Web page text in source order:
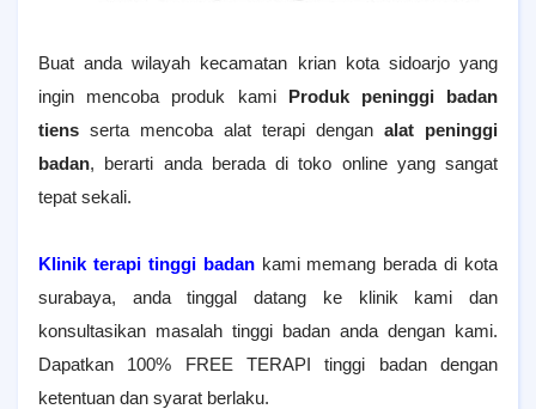
Buat anda wilayah kecamatan kriankota sidoarjo yang
ingin mencoba produk kami Produk peninggi badan
tiens serta mencoba alat terapi dengan alat peninggi
badan, berarti anda berada di toko online yang sangat
tepat sekali.
Klinik terapi tinggi badankami memang berada di kota
surabaya, anda tinggal datang ke klinik kami dan
konsultasikan masalah tinggi badan anda dengan kami.
Dapatkan 100% FREE TERAPI tinggi badan dengan
ketentuan dan syarat berlaku.